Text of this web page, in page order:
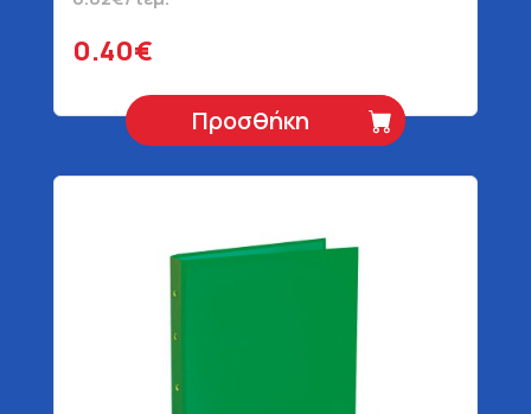
0.40€
Προσθήκη